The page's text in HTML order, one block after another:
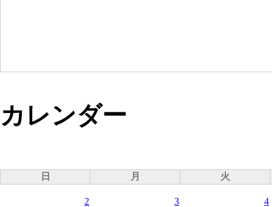
カレンダー
日 月 火
2 3
4